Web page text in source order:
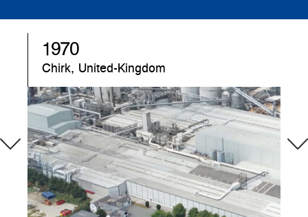
1970
Chirk, United-Kingdom